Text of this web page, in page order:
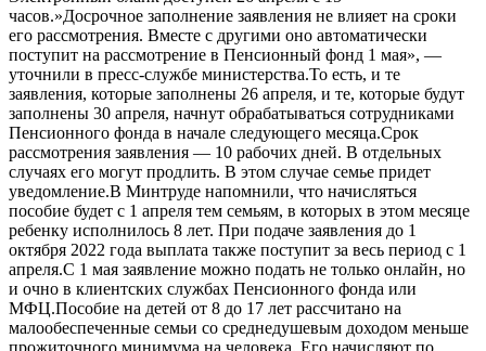
часов.»Досрочное заполнение заявления не влияет на сроки
его рассмотрения. Вместе с другими оно автоматически
поступит на рассмотрение в Пенсионный фонд 1 мая», —
уточнили в пресс-службе министерства.То есть, и те
заявления, которые заполнены 26 апреля, и те, которые будут
заполнены 30 апреля, начнут обрабатываться сотрудниками
Пенсионного фонда в начале следующего месяца.Срок
рассмотрения заявления — 10 рабочих дней. В отдельных
случаях его могут продлить. В этом случае семье придет
уведомление.В Минтруде напомнили, что начисляться
пособие будет с 1 апреля тем семьям, в которых в этом месяце
ребенку исполнилось 8 лет. При подаче заявления до 1
октября 2022 года выплата также поступит за весь период с 1
апреля.С 1 мая заявление можно подать не только онлайн, но
и очно в клиентских службах Пенсионного фонда или
МФЦ.Пособие на детей от 8 до 17 лет рассчитано на
малообеспеченные семьи со среднедушевым доходом меньше
прожиточного минимума на человека. Его начисляют по